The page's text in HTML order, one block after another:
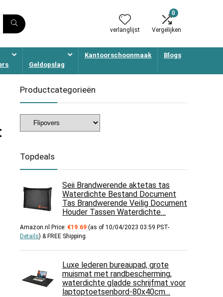
verlanglijst
0
Vergelijken
Geldopslag
Kantoorschoonmaak Blogs
Productcategorieën
Topdeals
Seii Brandwerende aktetas tas
Waterdichte Bestand Document
Tas Brandwerende Veilig Document
Houder Tassen Waterdichte…
Amazon.nl Price: €19.69 (as of 10/04/2023 03:59 PST-
Details) & FREE Shipping.
Luxe lederen bureaupad, grote
muismat met randbescherming,
waterdichte gladde schrijfmat voor
laptoptoetsenbord-80x40cm…